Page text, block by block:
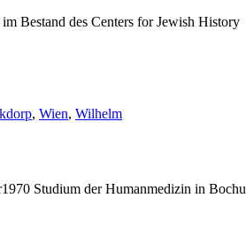
Bestand des Centers for Jewish History
, Wien, Wilhelm
Studium der Humanmedizin in